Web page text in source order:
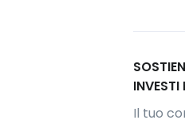
INVESTI
Il tuo